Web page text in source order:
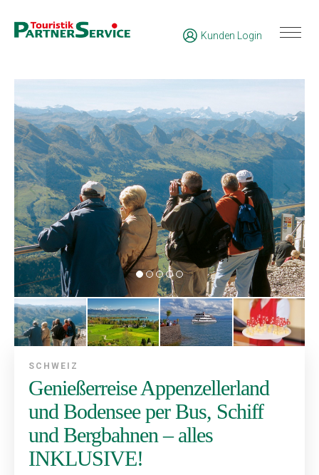
Kunden Login
SCHWEIZ
Genießerreise Appenzellerland
und Bodensee per Bus, Schiff
und Bergbahnen – alles
INKLUSIVE!